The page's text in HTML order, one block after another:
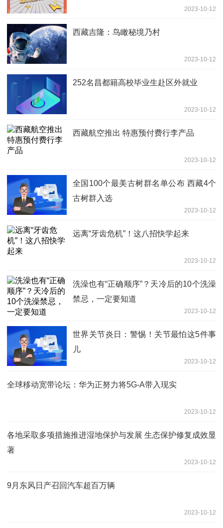
2023-10-12
西藏吉隆：鸟瞰秘境乃村
2023-10-12
252名昌都籍高校毕业生赴区外就业
2023-10-12
西藏航空推出 特惠预付费行李产品
2023-10-12
全国100个最美古树群名单公布 西藏4个
古树群入选
2023-10-12
远离“牙齿危机”！这八招快学起来
2023-10-12
洗澡也有“正确顺序”？天冷后的10个洗澡
禁忌，一定要知道
2023-10-12
世界关节炎日：警惕！关节最怕这5件事
儿
2023-10-12
全球移动宽带论坛：华为正努力将5G-A带入现实
2023-10-12
各地采取多项措施推进湿地保护与发展 生态保护修复成效显
著
2023-10-12
9月东风日产召回汽车超百万辆
2023-10-12